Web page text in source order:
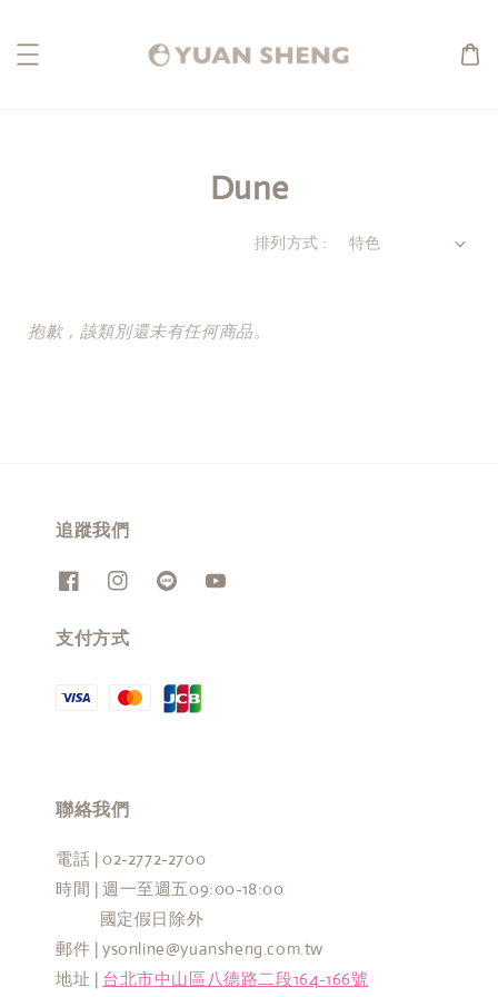
Dune
排列方式 :
抱歉，該類別還未有任何商品。
追蹤我們
支付方式
聯絡我們
電話 | 02-2772-2700
時間 | 週一至週五09:00-18:00
國定假日除外
郵件 | ysonline@yuansheng.com.tw
地址 | 台北市中山區八德路二段164-166號